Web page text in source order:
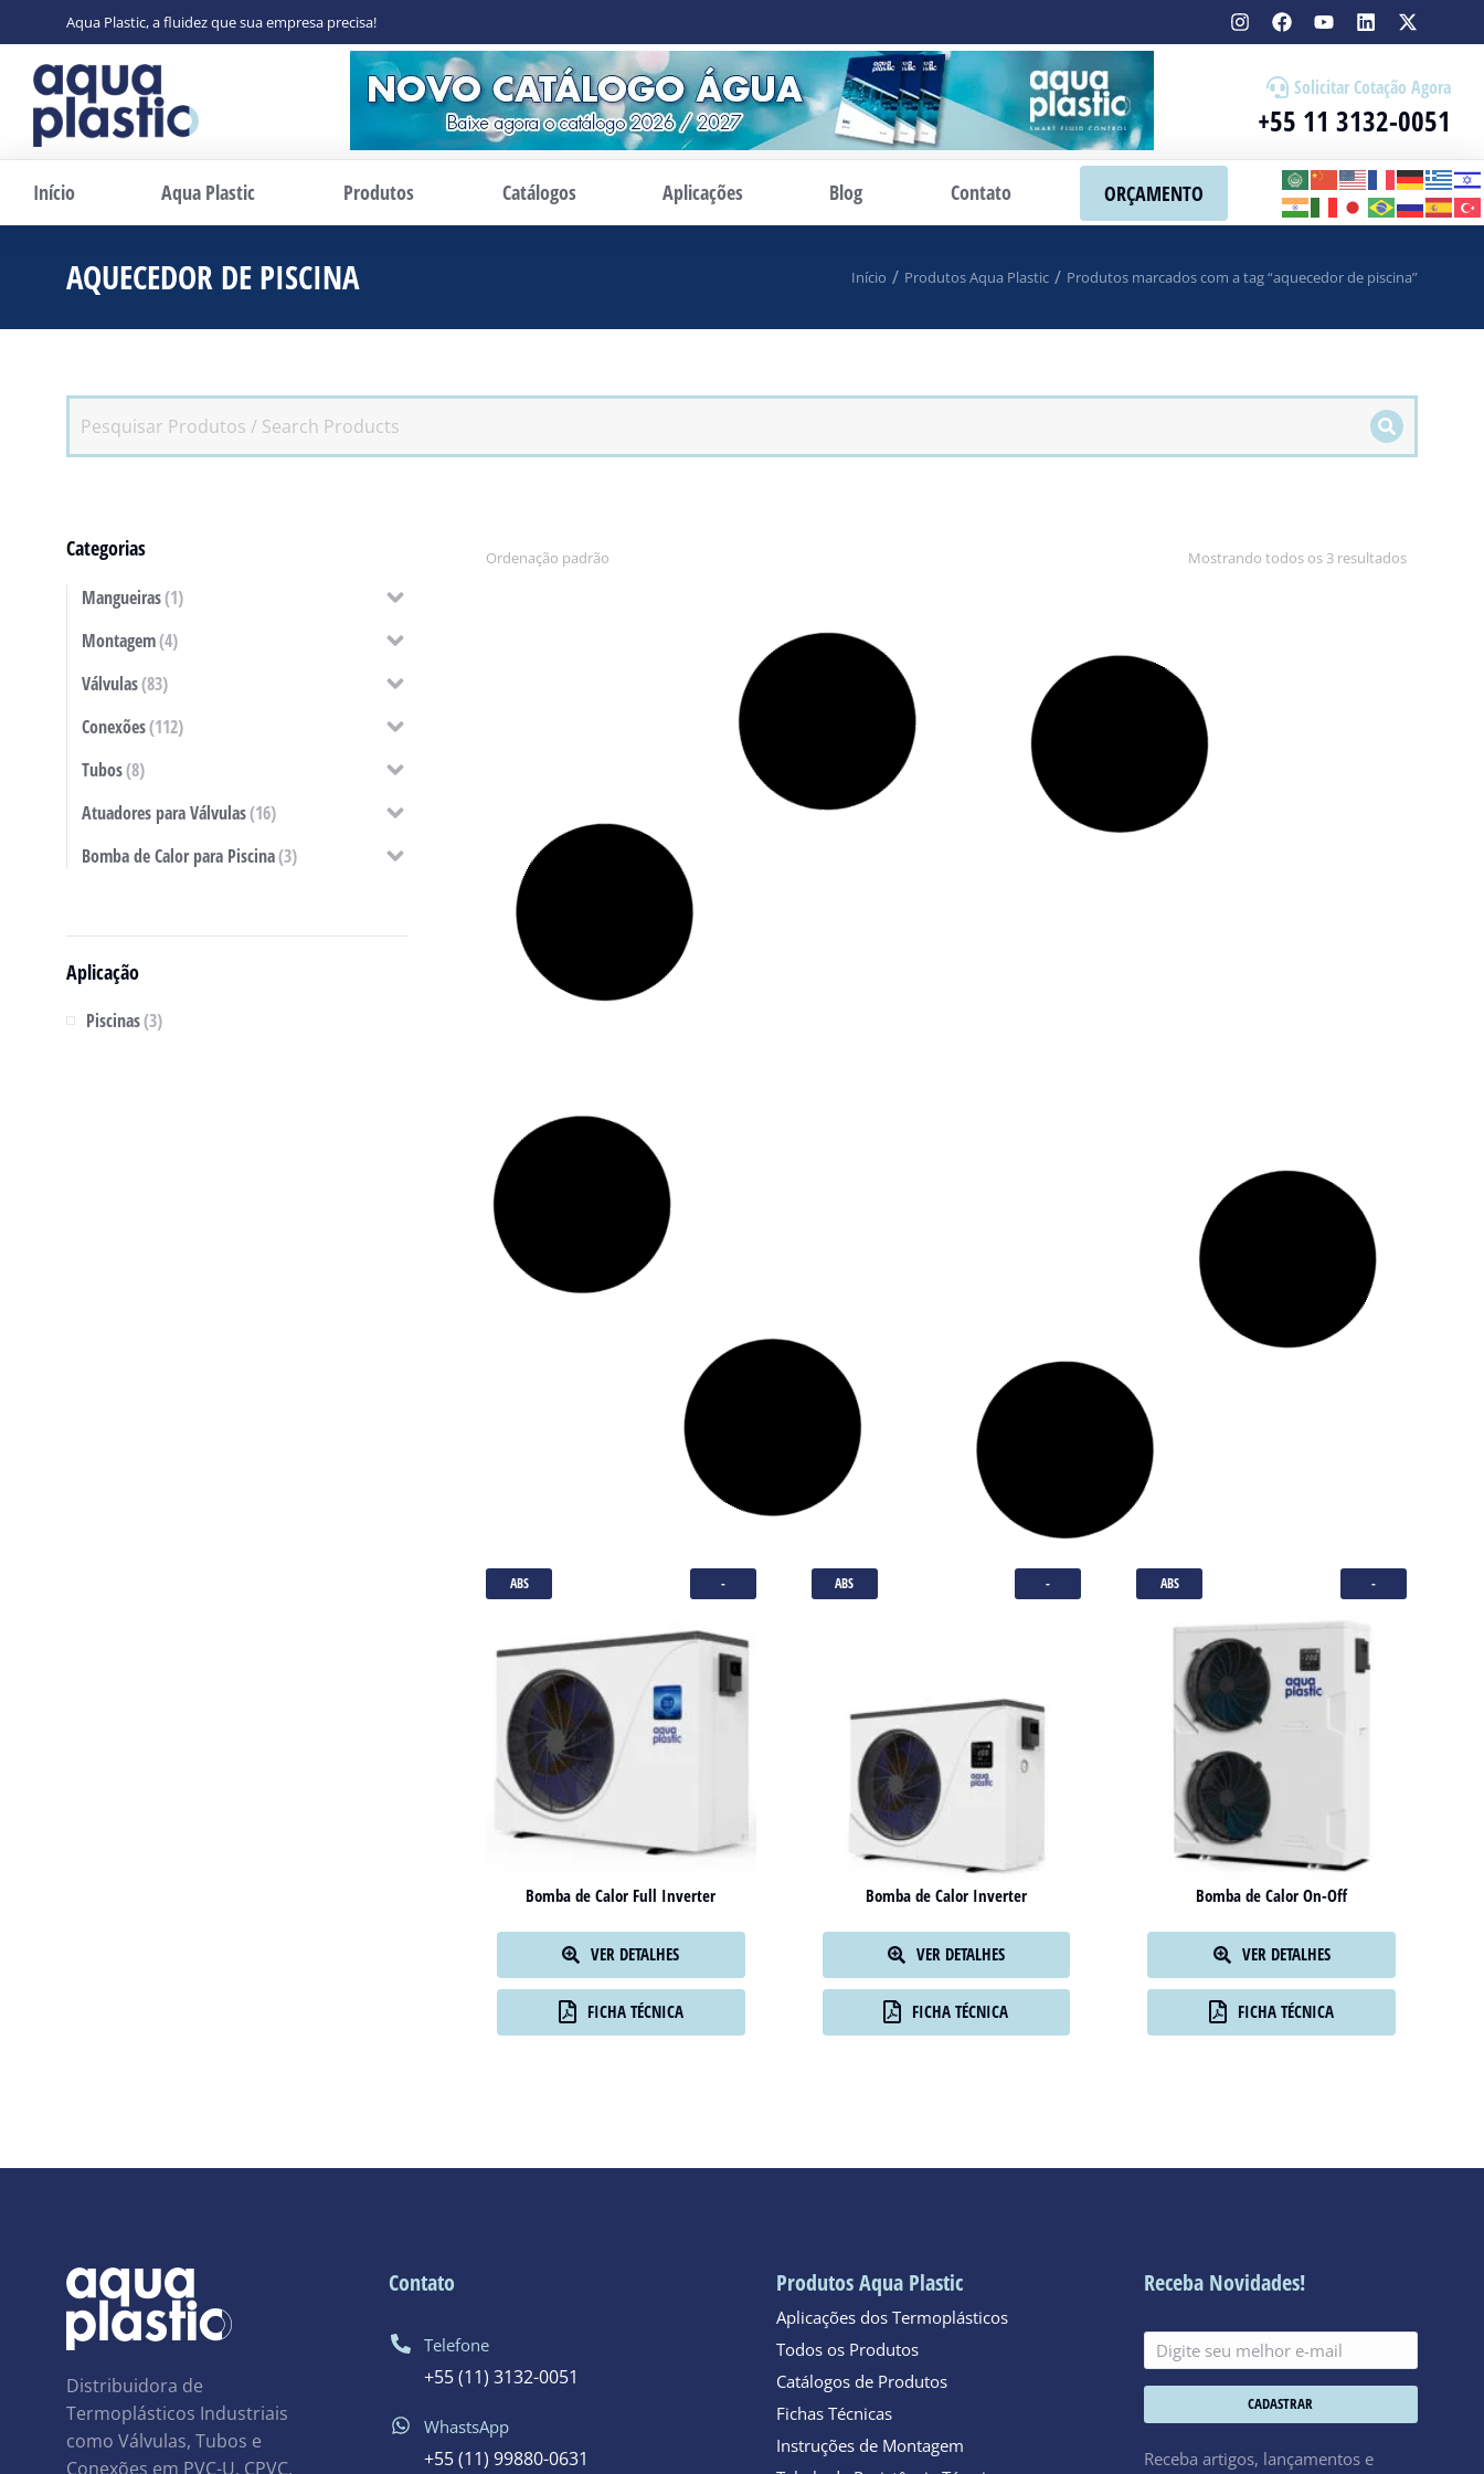
Aqua Plastic, a fluidez que sua empresa precisa!
Solicitar Cotação Agora
+55 11 3132-0051
Início Aqua Plastic Produtos Catálogos Aplicações Blog Contato ORÇAMENTO
AQUECEDOR DE PISCINA Início Produtos Aqua Plastic Produtos marcados com a tag “aquecedor de piscina”
Categorias
Mangueiras(1)
Montagem(4)
Válvulas(83)
Conexões(112)
Tubos(8)
Atuadores para Válvulas(16)
Bomba de Calor para Piscina(3)
Aplicação
Piscinas(3)
Mostrando todos os 3 resultados
ABS -
Bomba de Calor Full Inverter
VER DETALHES
FICHA TÉCNICA
ABS -
Bomba de Calor Inverter
VER DETALHES
FICHA TÉCNICA
ABS -
Bomba de Calor On-Off
VER DETALHES
FICHA TÉCNICA
Distribuidora de
Termoplásticos Industriais
como Válvulas, Tubos e
Conexões em PVC-U, CPVC,
Contato
Telefone
+55 (11) 3132-0051
WhastsApp
+55 (11) 99880-0631
Produtos Aqua Plastic
Aplicações dos Termoplásticos
Todos os Produtos
Catálogos de Produtos
Fichas Técnicas
Instruções de Montagem
Receba Novidades!
CADASTRAR
Receba artigos, lançamentos e